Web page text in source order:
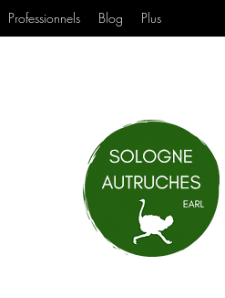
Professionnels Blog Plus